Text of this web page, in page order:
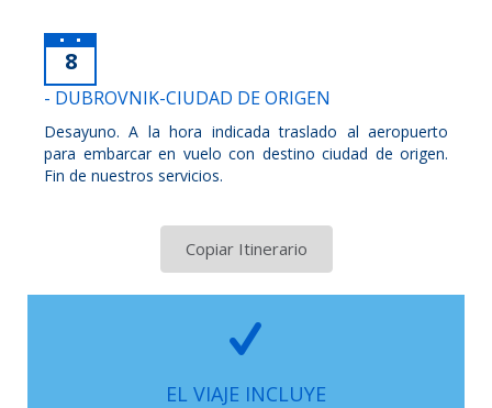
8
- DUBROVNIK-CIUDAD DE ORIGEN
Desayuno. A la hora indicada traslado al aeropuerto
para embarcar en vuelo con destino ciudad de origen.
Fin de nuestros servicios.
Copiar Itinerario
EL VIAJE INCLUYE